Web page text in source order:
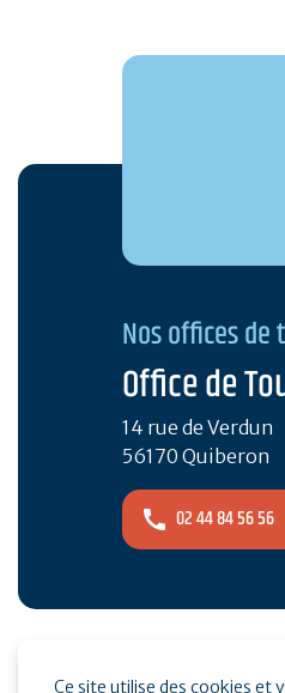
Nos offices de
Office de
14 rue de Verdun
56170 Quiberon
02 44 84 56 56
Espace pro
Ce site utilise des cookies et